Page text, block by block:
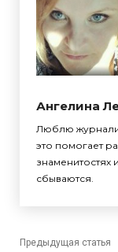
Ангелина
Люблю
это помогает
знаменитостях
сбываются.
Предыдущая статья